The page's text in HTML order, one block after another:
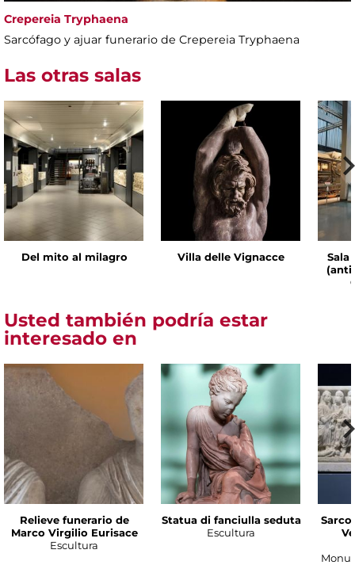
Crepereia Tryphaena
Sarcófago y ajuar funerario de Crepereia Tryphaena
Las otras salas
Del mito al milagro Villa delle Vignacce
Sala
Usted también podría estar
interesado en
Relieve funerario de
Marco Virgilio Eurisace
Escultura
Statua di fanciulla seduta
Escultura